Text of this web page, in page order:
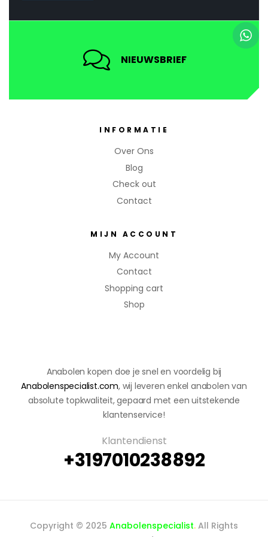
Anabolen kopen doe je snel en voordelig bij
Anabolenspecialist.com, wij leveren enkel anabolen van
absolute topkwaliteit, gepaard met een uitstekende
klantenservice!
Klantendienst
+3197010238892
NIEUWSBRIEF
INFORMATIE
Over Ons
Blog
Check out
Contact
MIJN ACCOUNT
My Account
Contact
Shopping cart
Shop
Copyright © 2025 Anabolenspecialist. All Rights